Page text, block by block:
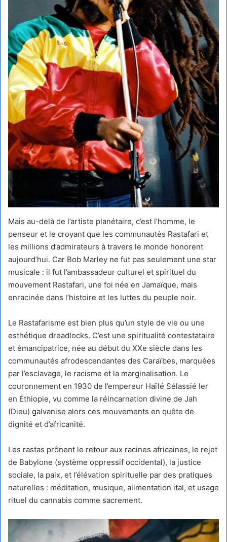
Mais au-delà de l’artiste planétaire, c’est l’homme, le
penseur et le croyant que les communautés Rastafari et
les millions d’admirateurs à travers le monde honorent
aujourd’hui. Car Bob Marley ne fut pas seulement une star
musicale : il fut l’ambassadeur culturel et spirituel du
mouvement Rastafari, une foi née en Jamaïque, mais
enracinée dans l’histoire et les luttes du peuple noir.
Le Rastafarisme est bien plus qu’un style de vie ou une
esthétique dreadlocks. C’est une spiritualité contestataire
et émancipatrice, née au début du XXe siècle dans les
communautés afrodescendantes des Caraïbes, marquées
par l’esclavage, le racisme et la marginalisation. Le
couronnement en 1930 de l’empereur Haïlé Sélassié Ier
en Éthiopie, vu comme la réincarnation divine de Jah
(Dieu) galvanise alors ces mouvements en quête de
dignité et d’africanité.
Les rastas prônent le retour aux racines africaines, le rejet
de Babylone (système oppressif occidental), la justice
sociale, la paix, et l’élévation spirituelle par des pratiques
naturelles : méditation, musique, alimentation ital, et usage
rituel du cannabis comme sacrement.